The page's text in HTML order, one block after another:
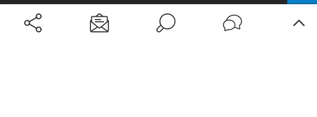
Aéroports